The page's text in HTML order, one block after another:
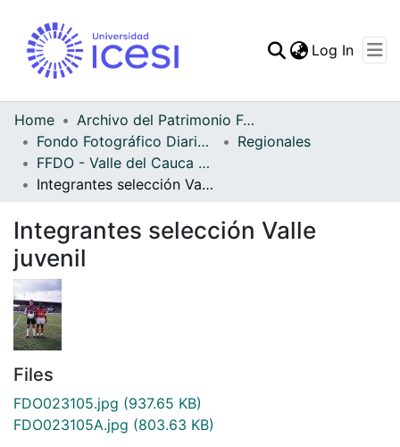
Statistics
Log In
Home
Archivo del Patrimonio Fotográfico y Fílmico del Valle del Cauca
Fondo Fotográfico Diario Occidente
Regionales
FFDO - Valle del Cauca - Patrimonial
Integrantes selección Valle juvenil
Integrantes selección Valle
juvenil
Files
FDO023105.jpg (937.65 KB)
FDO023105A.jpg (803.63 KB)